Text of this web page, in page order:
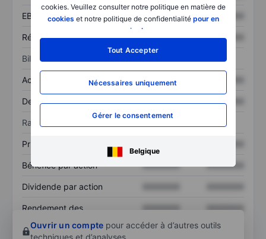
cookies. Veuillez consulter notre politique en matière de
cookies et notre politique de confidentialité pour en
savoir plus
Tout Accepter
Nécessaires uniquement
Gérer le consentement
Belgique
EBITDA XXXXXXX XXXXXXX
Résultat net XXXXXXX XXXXXXX
Bilan
Actif total XXXXXXX
Dette totale XXXXXXX XXXXXXX
Ratios
Prix / ventes
Bénéfice par action XXXXXXX XXXXXXX
Dividende par action
Rendement des
XXXXXXX
XXXXXXX
Ouvrir un compte pour accéder à d’autres outils
techniques et d’analyses.